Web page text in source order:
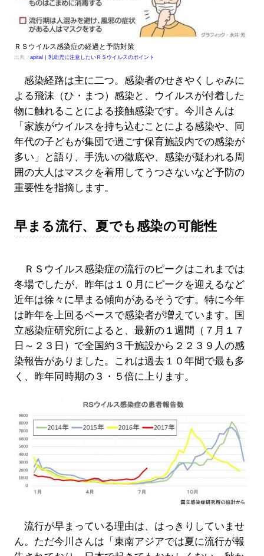
ＲＳウイルス感染症の経過と予防対策
出典： apital｜乳幼児に注意したいＲＳウイルスのポイント
感染経路は主に二つ。感染者のせきやくしゃみに
よる飛沫（ひ・まつ）感染と、ウイルスが付着した
物に触れることによる接触感染です。今川さんは
「家族がウイルスを持ち込むことによる感染や、同
年代の子どもが集団で過ごす保育施設内での感染が
多い」と語り、手洗いの徹底や、感染が疑われる周
囲の大人はマスクを着用してうつさないなど予防の
重要性を指摘します。
早まる流行、夏でも感染の可能性
ＲＳウイルス感染症の流行のピークはこれまでは
冬場でしたが、昨年は１０月にピークを迎えるなど
近年は徐々に早まる傾向があるそうです。特に今年
は昨年を上回るペースで感染者が増えています。国
立感染症研究所によると、最新の１週間（７月１７
日～２３日）で全国約３千施設から２２３９人の感
染報告がありました。これは過去１０年間で最も多
く、昨年同時期の３・５倍に上ります。
流行が早まっている理由は、はっきりしていませ
ん。ただ今川さんは「東南アジアでは夏に流行が報